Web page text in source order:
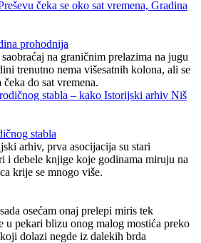
prohodnija
na graničnim prelazima na jugu
trenutno nema višesatnih kolona, ali se
do sat vremena.
stabla
arhiv, prva asocijacija su stari
i debele knjige koje godinama miruju na
krije se mnogo više.
osećam onaj prelepi miris tek
u pekari blizu onog malog mostića preko
dolazi negde iz dalekih brda